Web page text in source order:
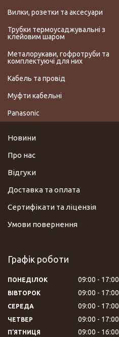
Вилки, розетки та аксесуари
Трубки термоусаджувальні з
клейовим шаром
Металорукави, гофротруби та
комплектуючі для них
Кабель та провід
Муфти кабельні
Panasonic
Новини
Про нас
Відгуки
Доставка та оплата
Сертифікати та ліцензія
Умови повернення
Графік роботи
ПОНЕДІЛОК 09:00 17:00
ВІВТОРОК 09:00 17:00
СЕРЕДА 09:00 17:00
ЧЕТВЕР 09:00 17:00
ПʼЯТНИЦЯ 09:00 16:00